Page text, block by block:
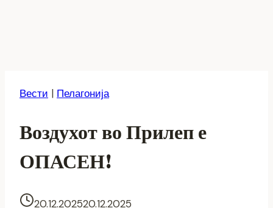
Вести | Пелагонија
Воздухот во Прилеп е
ОПАСЕН!
20.12.202520.12.2025